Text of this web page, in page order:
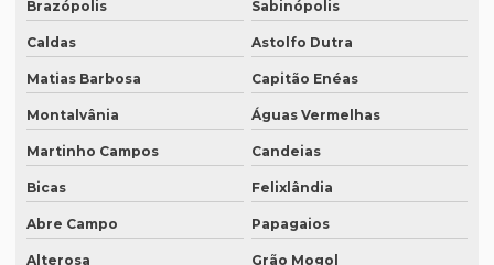
Locação de equipamentos para tradução simultânea
Locação sistema infravermelho para tradução simultânea
Localização de software
Melhor empresa de tradução em df
Melhor empresa de transcrição de áudio whatsapp
Brazópolis Sabinópolis
Caldas Astolfo Dutra
Matias Barbosa Capitão Enéas
Montalvânia Águas Vermelhas
Martinho Campos Candeias
Bicas Felixlândia
Abre Campo Papagaios
Alterosa Grão Mogol